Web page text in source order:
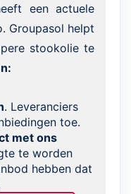
een actuele
Groupasol helpt
stookolie te
. Leveranciers
toe.
met ons
te worden
hebben dat